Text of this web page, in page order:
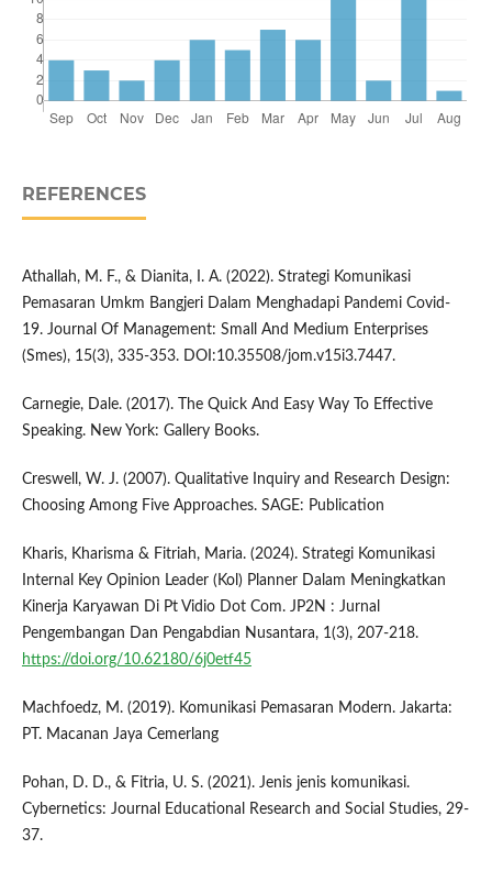
REFERENCES
Athallah, M. F., & Dianita, I. A. (2022). Strategi Komunikasi
Pemasaran Umkm Bangjeri Dalam Menghadapi Pandemi Covid-
19. Journal Of Management: Small And Medium Enterprises
(Smes), 15(3), 335-353. DOI:10.35508/jom.v15i3.7447.
Carnegie, Dale. (2017). The Quick And Easy Way To Effective
Speaking. New York: Gallery Books.
Creswell, W. J. (2007). Qualitative Inquiry and Research Design:
Choosing Among Five Approaches. SAGE: Publication
Kharis, Kharisma & Fitriah, Maria. (2024). Strategi Komunikasi
Internal Key Opinion Leader (Kol) Planner Dalam Meningkatkan
Kinerja Karyawan Di Pt Vidio Dot Com. JP2N : Jurnal
Pengembangan Dan Pengabdian Nusantara, 1(3), 207-218.
https://doi.org/10.62180/6j0etf45
Machfoedz, M. (2019). Komunikasi Pemasaran Modern. Jakarta:
PT. Macanan Jaya Cemerlang
Pohan, D. D., & Fitria, U. S. (2021). Jenis jenis komunikasi.
Cybernetics: Journal Educational Research and Social Studies, 29-
37.